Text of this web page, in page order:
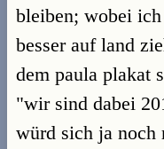
bleiben; wobei ich
besser auf land
dem paula plakat
"wir sind dabei
würd sich ja noch